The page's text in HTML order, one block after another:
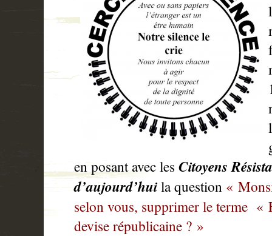
en posant avec les Citoyens
d’aujourd’huila question «
selon vous, supprimer le terme «
devise républicaine ? »